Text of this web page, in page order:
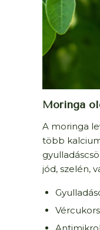
Moringa
A moringa
több
jód, szelén,